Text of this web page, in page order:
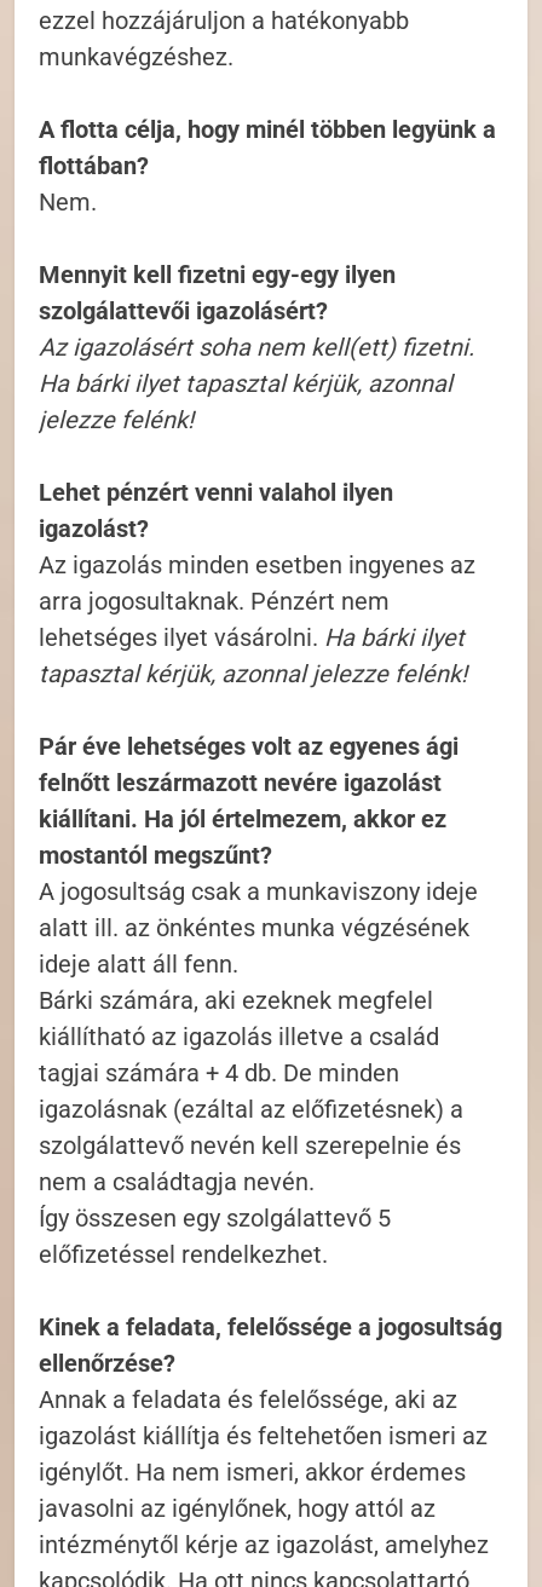
ezzel hozzájáruljon a hatékonyabb
munkavégzéshez.
A flotta célja, hogy minél többen legyünk a
flottában?
Nem.
Mennyit kell fizetni egy-egy ilyen
szolgálattevői igazolásért?
Az igazolásért soha nem kell(ett) fizetni.
Ha bárki ilyet tapasztal kérjük, azonnal
jelezze felénk!
Lehet pénzért venni valahol ilyen
igazolást?
Az igazolás minden esetben ingyenes az
arra jogosultaknak. Pénzért nem
lehetséges ilyet vásárolni. Ha bárki ilyet
tapasztal kérjük, azonnal jelezze felénk!
Pár éve lehetséges volt az egyenes ági
felnőtt leszármazott nevére igazolást
kiállítani. Ha jól értelmezem, akkor ez
mostantól megszűnt?
A jogosultság csak a munkaviszony ideje
alatt ill. az önkéntes munka végzésének
ideje alatt áll fenn.
Bárki számára, aki ezeknek megfelel
kiállítható az igazolás illetve a család
tagjai számára + 4 db. De minden
igazolásnak (ezáltal az előfizetésnek) a
szolgálattevő nevén kell szerepelnie és
nem a családtagja nevén.
Így összesen egy szolgálattevő 5
előfizetéssel rendelkezhet.
Kinek a feladata, felelőssége a jogosultság
ellenőrzése?
Annak a feladata és felelőssége, aki az
igazolást kiállítja és feltehetően ismeri az
igénylőt. Ha nem ismeri, akkor érdemes
javasolni az igénylőnek, hogy attól az
intézménytől kérje az igazolást, amelyhez
kapcsolódik. Ha ott nincs kapcsolattartó,